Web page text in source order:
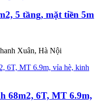
5 tầng, mặt tiền 5m
Xuân, Hà Nội
68m2, 6T, MT 6.9m,